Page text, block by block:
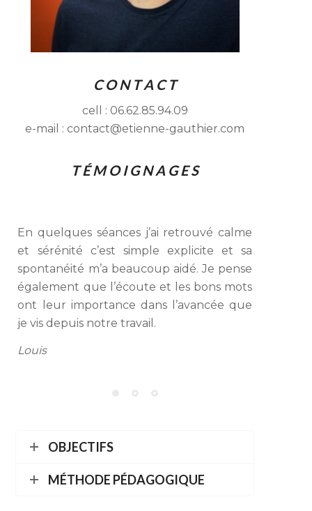
C O N T A C T
cell : 06.62.85.94.09
e-mail : contact@etienne-gauthier.com
T É M O I G N A G E S
En quelques séances j’ai retrouvé calme
et sérénité c’est simple explicite et sa
spontanéité m’a beaucoup aidé. Je pense
également que l’écoute et les bons mots
ont leur importance dans l’avancée que
je vis depuis notre travail.
Louis
OBJECTIFS
MÉTHODE PÉDAGOGIQUE